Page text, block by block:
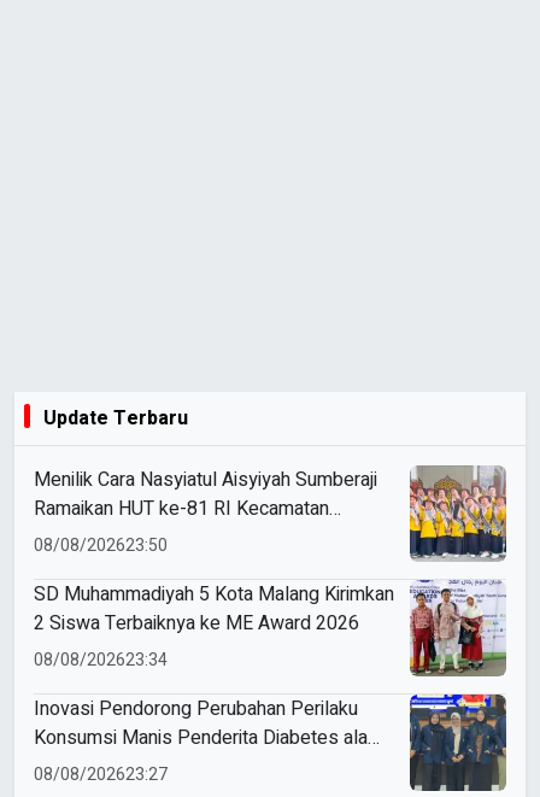
Update Terbaru
Menilik Cara Nasyiatul Aisyiyah Sumberaji
Ramaikan HUT ke-81 RI Kecamatan
Sukodadi
08/08/202623:50
SD Muhammadiyah 5 Kota Malang Kirimkan
2 Siswa Terbaiknya ke ME Award 2026
08/08/202623:34
Inovasi Pendorong Perubahan Perilaku
Konsumsi Manis Penderita Diabetes ala
Mahasiswa Unesa
08/08/202623:27